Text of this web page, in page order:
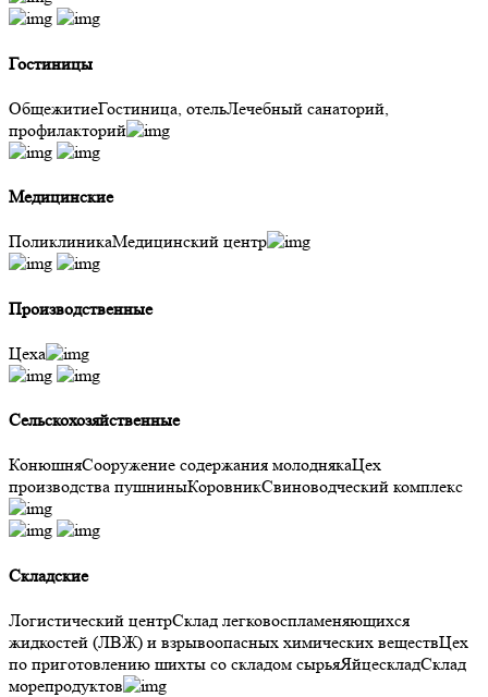
Гостиницы
ОбщежитиеГостиница, отельЛечебный санаторий,
профилакторий
Медицинские
ПоликлиникаМедицинский центр
Производственные
Цеха
Сельскохозяйственные
КонюшняСооружение содержания молоднякаЦех
производства пушниныКоровникСвиноводческий комплекс
Складские
Логистический центрСклад легковоспламеняющихся
жидкостей (ЛВЖ) и взрывоопасных химических веществЦех
по приготовлению шихты со складом сырьяЯйцескладСклад
морепродуктов